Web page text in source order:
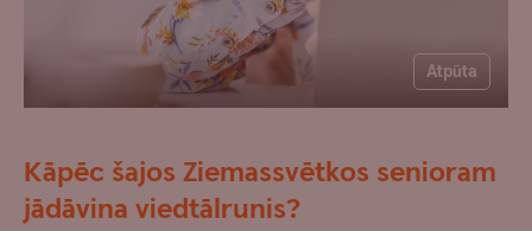
Atpūta
Kāpēc šajos Ziemassvētkos senioram
jādāvina viedtālrunis?